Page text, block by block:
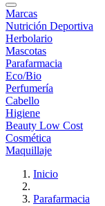
Marcas
Nutrición Deportiva
Herbolario
Mascotas
Parafarmacia
Eco/Bio
Perfumería
Cabello
Higiene
Beauty Low Cost
Cosmética
Maquillaje
Inicio
Parafarmacia